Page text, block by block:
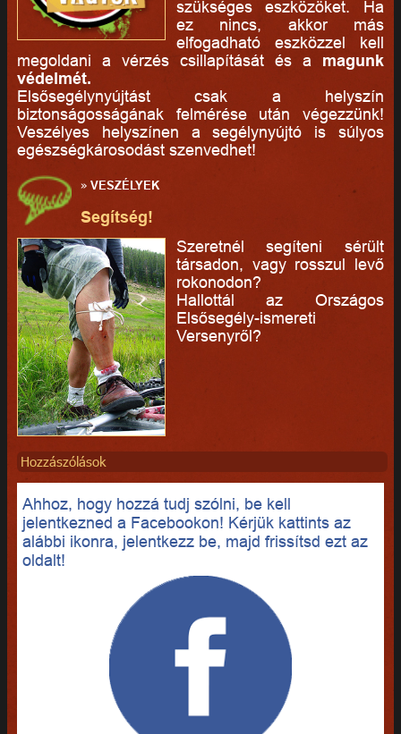
szükséges eszközöket. Ha
ez nincs, akkor más
elfogadható eszközzel kell
megoldani a vérzés csillapítását és a magunk
védelmét.
Elsősegélynyújtást csak a helyszín
biztonságosságának felmérése után végezzünk!
Veszélyes helyszínen a segélynyújtó is súlyos
egészségkárosodást szenvedhet!
»VESZÉLYEK
Segítség!
Szeretnél segíteni sérült
társadon, vagy rosszul levő
rokonodon?
Hallottál az Országos
Elsősegély-ismereti
Versenyről?
Hozzászólások
Ahhoz, hogy hozzá tudj szólni, be kell
jelentkezned a Facebookon! Kérjük kattints az
alábbi ikonra, jelentkezz be, majd frissítsd ezt az
oldalt!